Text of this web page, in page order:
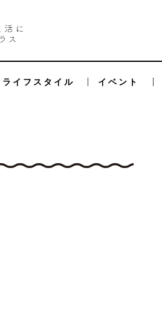
ライフスタイル イベント